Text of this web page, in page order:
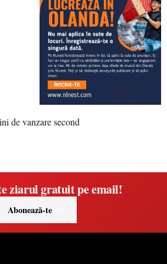
ziarul gratuit pe email!
Abonează-te